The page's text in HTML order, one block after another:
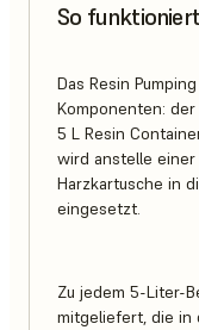
So
Das Resin
Komponenten: der
5 L Resin
wird anstelle
Harzkartusche in
eingesetzt.
Zu jedem 5-Liter-
mitgeliefert, die in